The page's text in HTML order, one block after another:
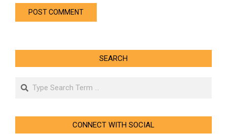
SEARCH
Search
CONNECT WITH SOCIAL